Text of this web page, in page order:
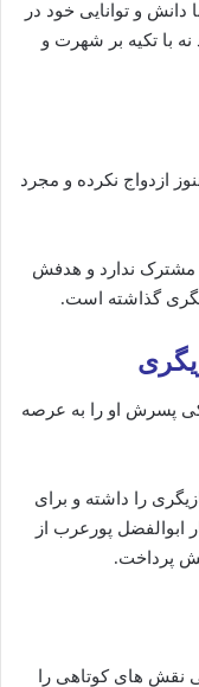
دانش و توانایی خود در
با تکیه بر شهرت و
ازدواج نکرده و مجرد
مشترک ندارد و هدفش
گذاشته است.
پسرش او را به عرصه
را داشته و برای
ابوالفضل پورعرب از
پرداخت.
نقش های کوتاهی را